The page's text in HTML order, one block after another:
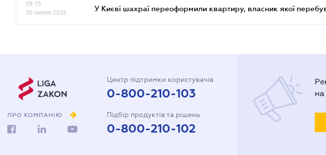
09.15
30 липня 2026
У Києві шахраї переоформили квартиру, власник якої
ПРО КОМПАНІЮ
Центр підтримки користувачів
0-800-210-103
Підбір продуктів та рішень
0-800-210-102
на